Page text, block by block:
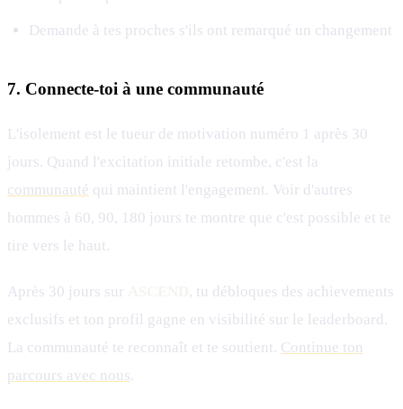
Demande à tes proches s'ils ont remarqué un changement
7. Connecte-toi à une communauté
L'isolement est le tueur de motivation numéro 1 après 30
jours. Quand l'excitation initiale retombe, c'est la
communauté qui maintient l'engagement. Voir d'autres
hommes à 60, 90, 180 jours te montre que c'est possible et te
tire vers le haut.
Après 30 jours sur
, tu débloques des achievements
exclusifs et ton profil gagne en visibilité sur le leaderboard.
La communauté te reconnaît et te soutient. Continue ton
parcours avec nous.